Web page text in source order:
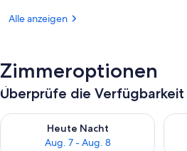
Alle anzeigen
Zimmeroptionen
Überprüfe die
Heute Nacht
Aug. 7 - Aug. 8
Überprüfe die Verfügbarkeit für